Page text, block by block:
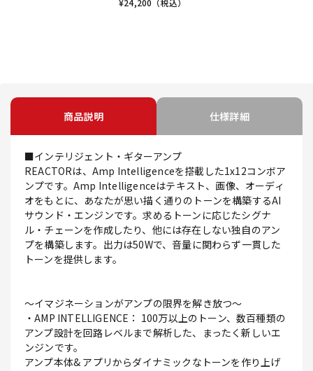
¥24,200 （税込）
商品説明 仕様詳細
■インテリジェント・ギターアンプ
REACTORは、Amp Intelligenceを搭載した1x12コンボア
ンプです。Amp Intelligenceはテキスト、画像、オーディ
オをもとに、あなたが思い描く通りのトーンを構築するAI
サウンド・エンジンです。求めるトーンに応じたシグナ
ル・チェーンを作成したり、他には存在しない独自のアン
プを構築します。出力は50Wで、音量に関わらず一貫した
トーンを提供します。
～イマジネーションがアンプの限界を解き放つ～
・AMP INTELLIGENCE： 100万以上のトーン、数百種類の
アンプ設計を回路レベルまで解析した、まったく新しいエ
ンジンです。
アンプ本体& アプリからダイナミックなトーンを作り上げ